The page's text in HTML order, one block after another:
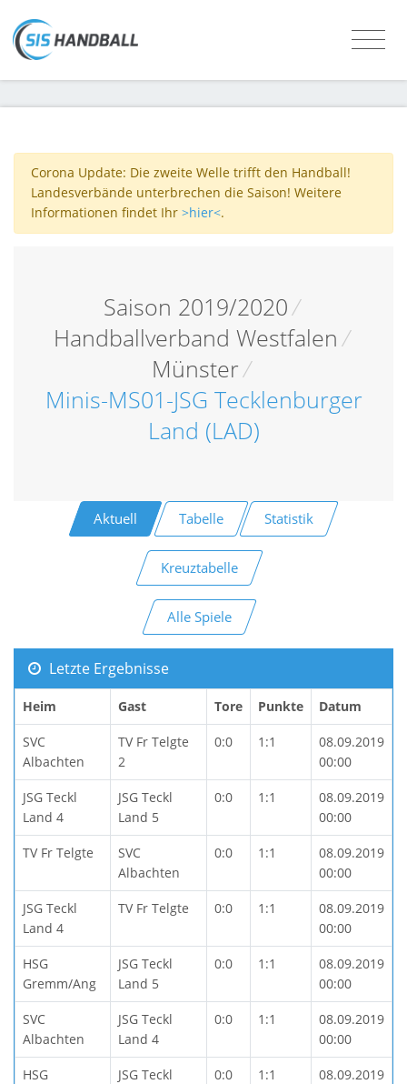
Corona Update: Die zweite Welle trifft den Handball!
Landesverbände unterbrechen die Saison! Weitere
Informationen findet Ihr >hier<.
Saison 2019/2020/
Handballverband Westfalen/
Münster/
Minis-MS01-JSG Tecklenburger
Land (LAD)
Aktuell Tabelle Statistik
Kreuztabelle
Alle Spiele
Letzte Ergebnisse
Heim Gast Tore Punkte Datum
SVC
Albachten
TV Fr Telgte
2
0:0 1:1
08.09.2019
00:00
JSG Teckl
Land 4
JSG Teckl
Land 5
0:0 1:1
08.09.2019
00:00
TV Fr Telgte
SVC
Albachten
0:0 1:1
08.09.2019
00:00
JSG Teckl
Land 4
TV Fr Telgte 0:0 1:1
08.09.2019
00:00
HSG
Gremm/Ang
JSG Teckl
Land 5
0:0 1:1
08.09.2019
00:00
SVC
Albachten
JSG Teckl
Land 4
0:0 1:1
08.09.2019
00:00
HSG
JSG Teckl
0:0 1:1
08.09.2019